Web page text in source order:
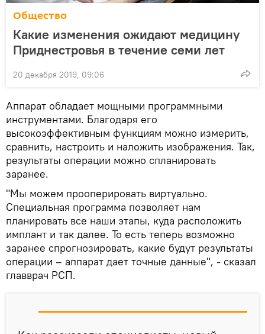
Общество
Какие изменения ожидают медицину
Приднестровья в течение семи лет
20 декабря 2019, 09:06
Аппарат обладает мощными программными
инструментами. Благодаря его
высокоэффективным функциям можно измерить,
сравнить, настроить и наложить изображения. Так,
результаты операции можно спланировать
заранее.
"Мы можем прооперировать виртуально.
Специальная программа позволяет нам
планировать все наши этапы, куда расположить
имплант и так далее. То есть теперь возможно
заранее спрогнозировать, какие будут результаты
операции – аппарат дает точные данные", - сказал
главврач РСП.